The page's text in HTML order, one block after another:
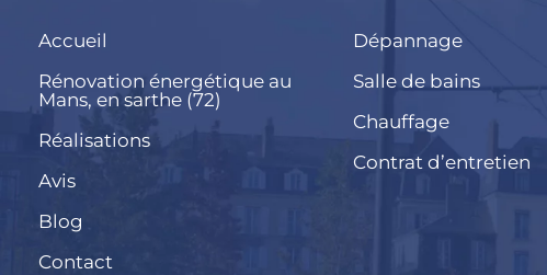
Accueil
Rénovation énergétique au
Mans, en sarthe (72)
Réalisations
Avis
Blog
Contact
Dépannage
Salle de bains
Chauffage
Contrat d’entretien